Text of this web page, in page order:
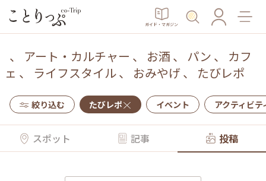
ガイド・マガジン
、 アート・カルチャー 、 お酒 、 パン 、 カフ
ェ 、 ライフスタイル、 おみやげ 、 たびレポ
絞り込む たびレポ イベント アクティビテ
スポット 記事 投稿